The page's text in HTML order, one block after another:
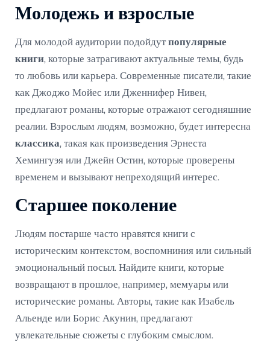
Молодежь и взрослые
Для молодой аудитории подойдут популярные
книги, которые затрагивают актуальные темы, будь
то любовь или карьера. Современные писатели, такие
как Джоджо Мойес или Дженнифер Нивен,
предлагают романы, которые отражают сегодняшние
реалии. Взрослым людям, возможно, будет интересна
классика, такая как произведения Эрнеста
Хемингуэя или Джейн Остин, которые проверены
временем и вызывают непреходящий интерес.
Старшее поколение
Людям постарше часто нравятся книги с
историческим контекстом, воспомниния или сильный
эмоциональный посыл. Найдите книги, которые
возвращают в прошлое, например, мемуары или
исторические романы. Авторы, такие как Изабель
Альенде или Борис Акунин, предлагают
увлекательные сюжеты с глубоким смыслом.